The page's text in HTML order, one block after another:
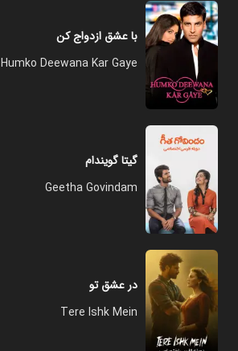
با عشق ازدواج کن
Humko Deewana Kar Gaye
گیتا گویندام
Geetha Govindam
در عشق تو
Tere Ishk Mein